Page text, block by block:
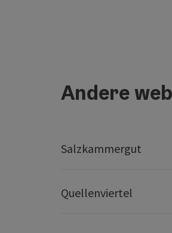
Andere
Salzkammergut
Quellenviertel